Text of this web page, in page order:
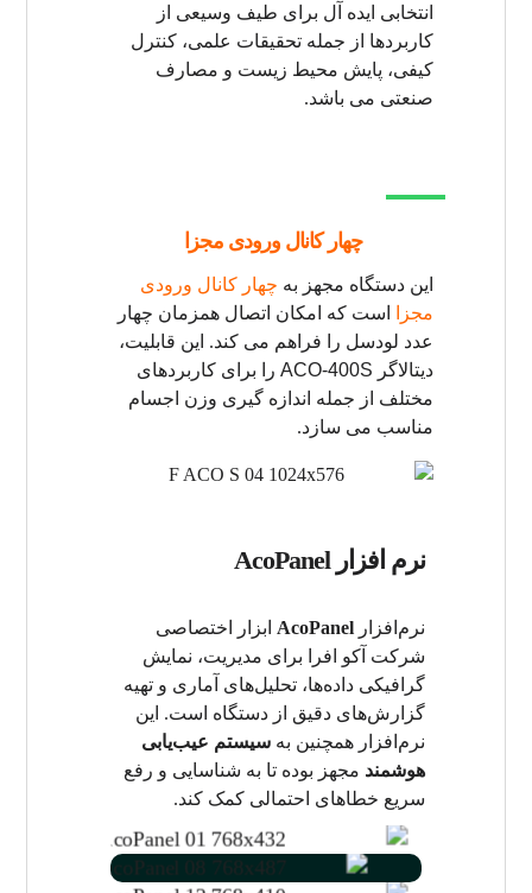
انتخابی ایده آل برای طیف وسیعی از
کاربردها از جمله تحقیقات علمی، کنترل
کیفی، پایش محیط زیست و مصارف
صنعتی می باشد.
چهار کانال ورودی مجزا
این دستگاه مجهز به چهار کانال ورودی
مجزا
است که امکان اتصال همزمان چهار
عدد لودسل را فراهم می کند. این قابلیت،
دیتالاگر ACO-400S را برای کاربردهای
مختلف از جمله اندازه گیری وزن اجسام
مناسب می سازد.
نرم افزار AcoPanel
نرم‌افزارAcoPanel ابزار اختصاصی
شرکت آکو افرا برای مدیریت، نمایش
گرافیکی داده‌ها، تحلیل‌های آماری و تهیه
گزارش‌های دقیق از دستگاه است. این
نرم‌افزار همچنین بهسیستم عیب‌یابی
هوشمند مجهز بوده تا به شناسایی و رفع
سریع خطاهای احتمالی کمک کند.
رسم همزمان
تنظیمات
مدیریت نمودار ها